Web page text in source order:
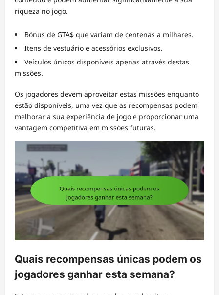
riqueza no jogo.
Bónus de GTA$ que variam de centenas a milhares.
Itens de vestuário e acessórios exclusivos.
Veículos únicos disponíveis apenas através destas
missões.
Os jogadores devem aproveitar estas missões enquanto
estão disponíveis, uma vez que as recompensas podem
melhorar a sua experiência de jogo e proporcionar uma
vantagem competitiva em missões futuras.
Quais recompensas únicas podem os
jogadores ganhar esta semana?